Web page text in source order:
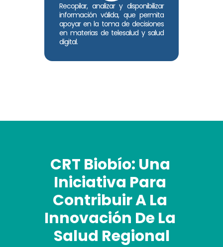
Recopilar, analizar y disponibilizar
información válida, que permita
apoyar en la toma de decisiones
en materias de telesalud y salud
digital.
CRT Biobío: Una
Iniciativa Para
Contribuir A La
Innovación De La
Salud Regional